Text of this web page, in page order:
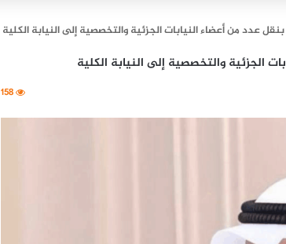
عدد من أعضاء النيابات الجزئية والتخصصية إلى النيابة الكلية
الجزئية والتخصصية إلى النيابة الكلية
158